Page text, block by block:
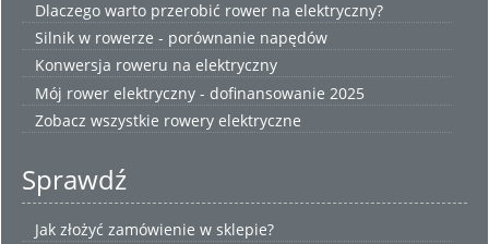
Dlaczego warto przerobić rower na elektryczny?
Silnik w rowerze - porównanie napędów
Konwersja roweru na elektryczny
Mój rower elektryczny - dofinansowanie 2025
Zobacz wszystkie rowery elektryczne
Sprawdź
Jak złożyć zamówienie w sklepie?